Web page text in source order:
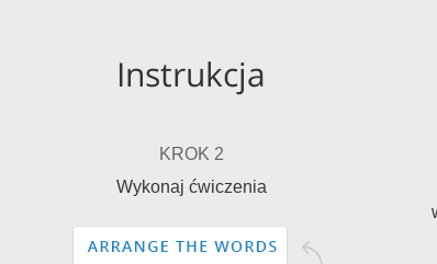
Instrukcja
KROK 2
Wykonaj ćwiczenia